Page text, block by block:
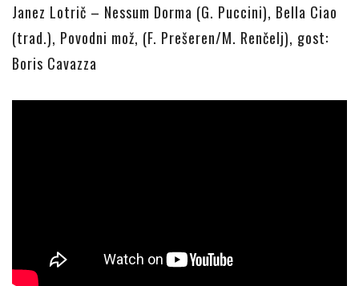
Janez Lotrič – Nessum Dorma (G. Puccini), Bella Ciao
(trad.), Povodni mož, (F. Prešeren/M. Renčelj), gost:
Boris Cavazza